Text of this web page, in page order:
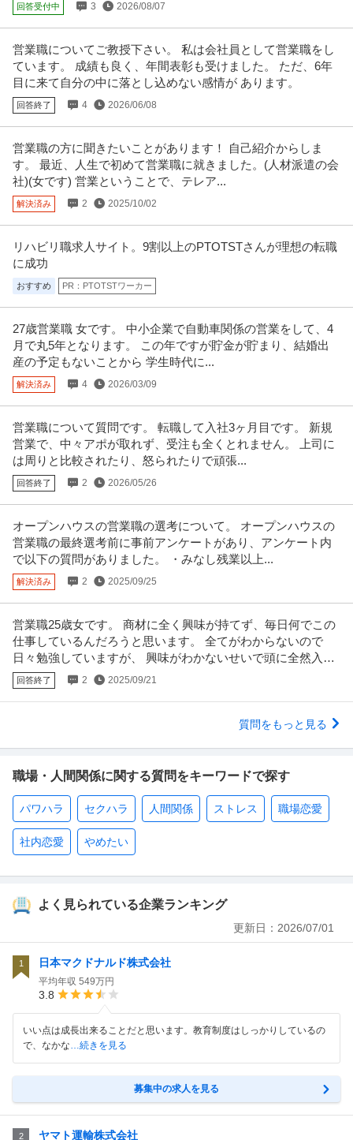
回答受付中 3 2026/08/07
営業職についてご教授下さい。 私は会社員として営業職をし
ています。 成績も良く、年間表彰も受けました。 ただ、6年
目に来て自分の中に落とし込めない感情が あります。
回答終了 4 2026/06/08
営業職の方に聞きたいことがあります！ 自己紹介からしま
す。 最近、人生で初めて営業職に就きました。(人材派遣の会
社)(女です) 営業ということで、テレア...
解決済み 2 2025/10/02
リハビリ職求人サイト。9割以上のPTOTSTさんが理想の転職
に成功
おすすめ PR：PTOTSTワーカー
27歳営業職 女です。 中小企業で自動車関係の営業をして、4
月で丸5年となります。 この年ですが貯金が貯まり、結婚出
産の予定もないことから 学生時代に...
解決済み 4 2026/03/09
営業職について質問です。 転職して入社3ヶ月目です。 新規
営業で、中々アポが取れず、受注も全くとれません。 上司に
は周りと比較されたり、怒られたりで頑張...
回答終了 2 2026/05/26
オープンハウスの営業職の選考について。 オープンハウスの
営業職の最終選考前に事前アンケートがあり、アンケート内
で以下の質問がありました。 ・みなし残業以上...
解決済み 2 2025/09/25
営業職25歳女です。 商材に全く興味が持てず、毎日何でこの
仕事しているんだろうと思います。 全てがわからないので
日々勉強していますが、 興味がわかないせいで頭に全然入っ
てきません。
回答終了 2 2025/09/21
質問をもっと見る
職場・人間関係に関する質問をキーワードで探す
パワハラ セクハラ 人間関係 ストレス 職場恋愛
社内恋愛 やめたい
よく見られている企業ランキング
更新日： 2026/07/01
1 日本マクドナルド株式会社
平均年収 549万円
3.8
いい点は成長出来ることだと思います。教育制度はしっかりしているの
で、なかな…続きを見る
募集中の求人を見る
2 ヤマト運輸株式会社